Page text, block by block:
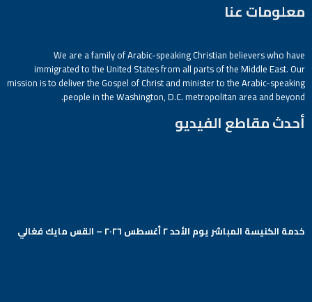
معلومات عنا
We are a family of Arabic-speaking Christian believers who have
immigrated to the United States from all parts of the Middle East. Our
mission is to deliver the Gospel of Christ and minister to the Arabic-speaking
people in the Washington, D.C. metropolitan area and beyond.
أحدث مقاطع الفيديو
خدمة الكنيسة المباشر يوم الأحد ٢ أغسطس ٢٠٢٦ – القس مايك فغالي